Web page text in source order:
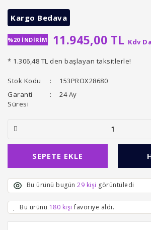
Kargo Bedava
%20 İNDİRİM 11.945,00 TL Kdv
* 1.306,48 TL den başlayan taksitlerle!
Stok Kodu
153PROX28680
Garanti
Süresi
24 Ay
SEPETE EKLE
Bu ürünü bugün 29 kişi görüntüledi
Bu ürünü 180 kişi favoriye aldı.